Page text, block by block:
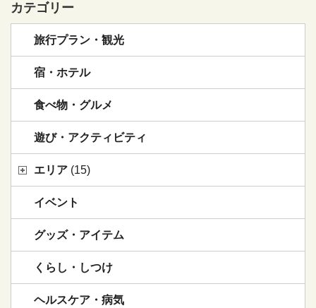
カテゴリー
旅行プラン・観光
宿・ホテル
食べ物・グルメ
遊び・アクティビティ
エリア (15)
イベント
グッズ・アイテム
くらし・しつけ
ヘルスケア・病気